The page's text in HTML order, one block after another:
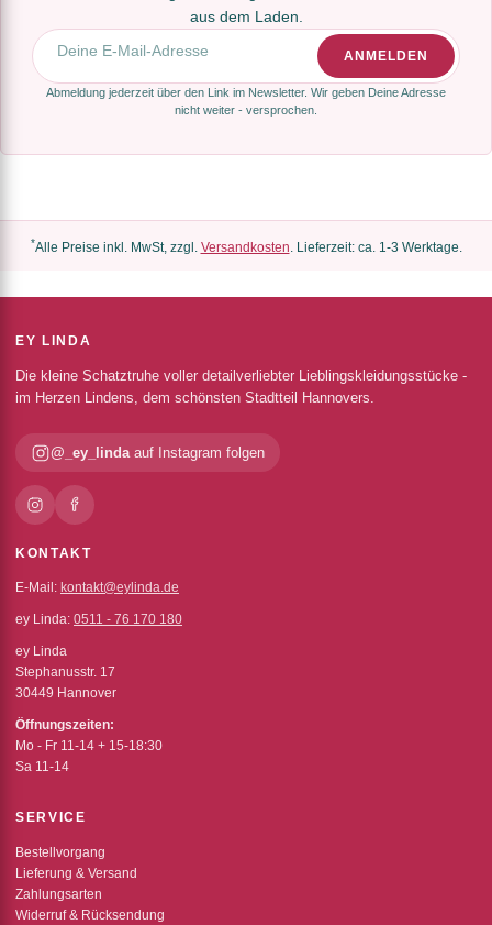
aus dem Laden.
E-Mail-Adresse
ANMELDEN
Abmeldung jederzeit über den Link im Newsletter. Wir geben Deine Adresse
nicht weiter - versprochen.
*Alle Preise inkl. MwSt, zzgl. Versandkosten. Lieferzeit: ca. 1-3 Werktage.
EY LINDA
Die kleine Schatztruhe voller detailverliebter Lieblingskleidungsstücke -
im Herzen Lindens, dem schönsten Stadtteil Hannovers.
@_ey_lindaauf Instagram folgen
KONTAKT
E-Mail: kontakt@eylinda.de
ey Linda: 0511 - 76 170 180
ey Linda
Stephanusstr. 17
30449 Hannover
Öffnungszeiten:
Mo - Fr 11-14 + 15-18:30
Sa 11-14
SERVICE
Bestellvorgang
Lieferung & Versand
Zahlungsarten
Widerruf & Rücksendung